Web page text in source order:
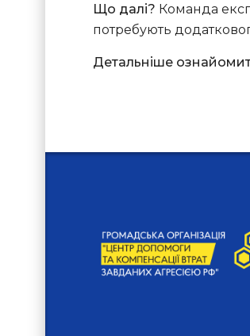
Що далі? Команда
потребують
Детальніше